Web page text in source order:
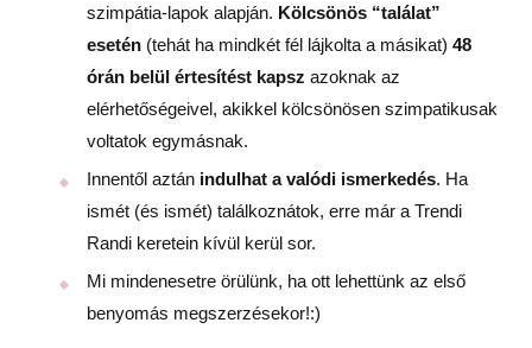
szimpátia-lapok alapján. Kölcsönös “találat”
esetén (tehát ha mindkét fél lájkolta a másikat) 48
órán belül értesítést kapsz azoknak az
elérhetőségeivel, akikkel kölcsönösen szimpatikusak
voltatok egymásnak.
Innentől aztán indulhat a valódi ismerkedés. Ha
ismét (és ismét) találkoznátok, erre már a Trendi
Randi keretein kívül kerül sor.
Mi mindenesetre örülünk, ha ott lehettünk az első
benyomás megszerzésekor!:)